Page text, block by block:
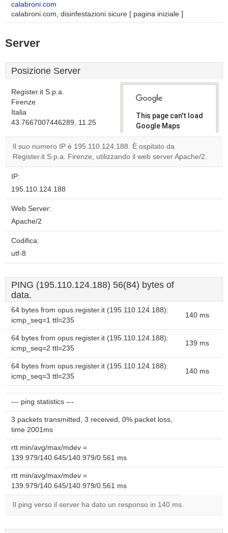
calabroni.com
calabroni.com, disinfestazioni sicure [ pagina iniziale ]
Server
Posizione Server
Register.it S.p.a.
Firenze
Italia
43.7667007446289, 11.25
This page can't load
Google Maps
correctly.
Do you
own this
OK
Il suo numero IP è 195.110.124.188. È ospitato da
Register.it S.p.a. Firenze, utilizzando il web server Apache/2.
IP:
195.110.124.188
Web Server:
Apache/2
Codifica:
utf-8
PING (195.110.124.188) 56(84) bytes of
data.
64 bytes from opus.register.it (195.110.124.188):
icmp_seq=1 ttl=235
140 ms
64 bytes from opus.register.it (195.110.124.188):
icmp_seq=2 ttl=235
139 ms
64 bytes from opus.register.it (195.110.124.188):
icmp_seq=3 ttl=235
140 ms
--- ping statistics ---
3 packets transmitted, 3 received, 0% packet loss,
time 2001ms
rtt min/avg/max/mdev =
139.979/140.645/140.979/0.561 ms
rtt min/avg/max/mdev =
139.979/140.645/140.979/0.561 ms
Il ping verso il server ha dato un responso in 140 ms.